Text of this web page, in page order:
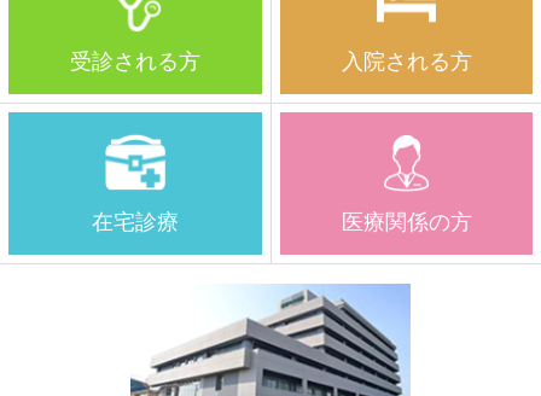
受診される方 入院される方
在宅診療 医療関係の方